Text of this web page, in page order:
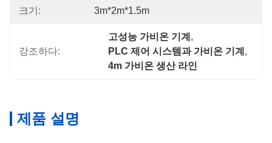
크기: 3m*2m*1.5m
강조하다:
고성능 가비온 기계 ,
PLC 제어 시스템과 가비온 기계 ,
4m 가비온 생산 라인
제품 설명